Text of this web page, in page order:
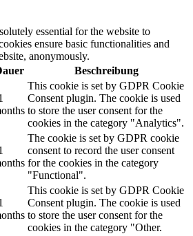
essential for the website to
ensure basic functionalities and
anonymously.
Beschreibung
This cookie is set by GDPR Cookie
Consent plugin. The cookie is used
to store the user consent for the
cookies in the category "Analytics".
The cookie is set by GDPR cookie
consent to record the user consent
for the cookies in the category
"Functional".
This cookie is set by GDPR Cookie
Consent plugin. The cookie is used
to store the user consent for the
cookies in the category "Other.